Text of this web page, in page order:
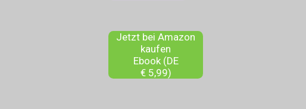
Jetzt bei Amazon
kaufen
Ebook (DE
€ 5,99)